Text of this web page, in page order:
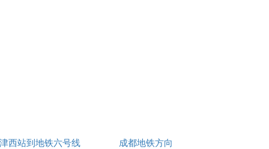
西站到地铁六号线
成都地铁方向